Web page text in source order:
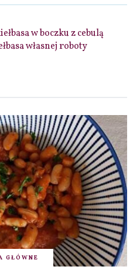
w boczku z cebulą
własnej roboty
GŁÓWNE